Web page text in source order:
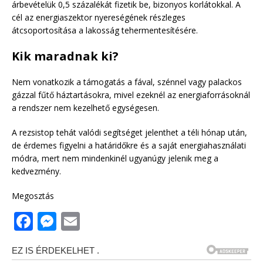
árbevételük 0,5 százalékát fizetik be, bizonyos korlátokkal. A
cél az energiaszektor nyereségének részleges
átcsoportosítása a lakosság tehermentesítésére.
Kik maradnak ki?
Nem vonatkozik a támogatás a fával, szénnel vagy palackos
gázzal fűtő háztartásokra, mivel ezeknél az energiaforrásoknál
a rendszer nem kezelhető egységesen.
A rezsistop tehát valódi segítséget jelenthet a téli hónap után,
de érdemes figyelni a határidőkre és a saját energiahasználati
módra, mert nem mindenkinél ugyanúgy jelenik meg a
kedvezmény.
Megosztás
F
a
M